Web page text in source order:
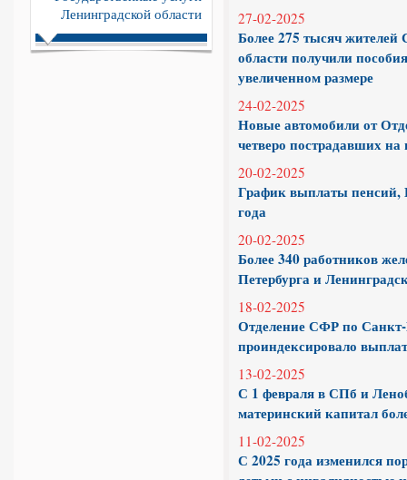
Ленинградской области
27-02-2025
Более 275 тысяч жителей
области получили
увеличенном размере
24-02-2025
Новые автомобили от
четверо пострадавших на
20-02-2025
График выплаты пенсий,
года
20-02-2025
Более 340 работников
Петербурга и
18-02-2025
Отделение СФР по Санкт-
проиндексировало
13-02-2025
С 1 февраля в СПб и
материнский капитал
11-02-2025
С 2025 года изменился